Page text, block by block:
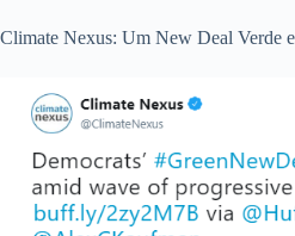
Climate Nexus: Um New Deal Verde